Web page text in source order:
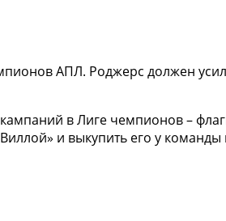
АПЛ. Роджерс должен
в Лиге чемпионов –
и выкупить его у